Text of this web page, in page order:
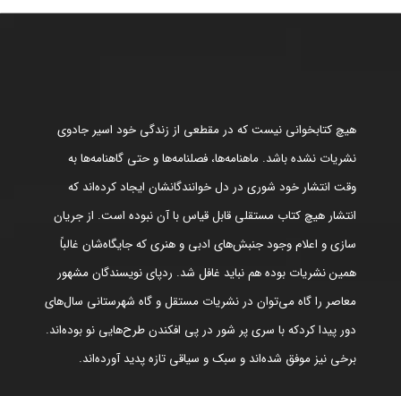
هیچ کتابخوانی نیست که در مقطعی از زندگی خود اسیر جادوی
نشریات نشده باشد. ماهنامه‌ها، فصلنامه‌ها و حتی گاهنامه‌ها به
وقت انتشار خود شوری در دل خوانندگانشان ایجاد کرده‌اند که
انتشار هیچ کتاب مستقلی قابل قیاس با آن نبوده است. از جریان
سازی و اعلام وجود جنبش‌های ادبی و هنری که جایگاه‌شان غالباً
همین نشریات بوده هم نباید غافل شد. ردپای نویسندگان مشهور
معاصر را گاه می‌توان در نشریات مستقل و گاه شهرستانی سال‌های
دور پیدا کردکه با سری پر شور در پی افکندن طرح‌هایی نو بوده‌اند.
برخی نیز موفق شده‌اند و سبک و سیاقی تازه پدید آورده‌اند.